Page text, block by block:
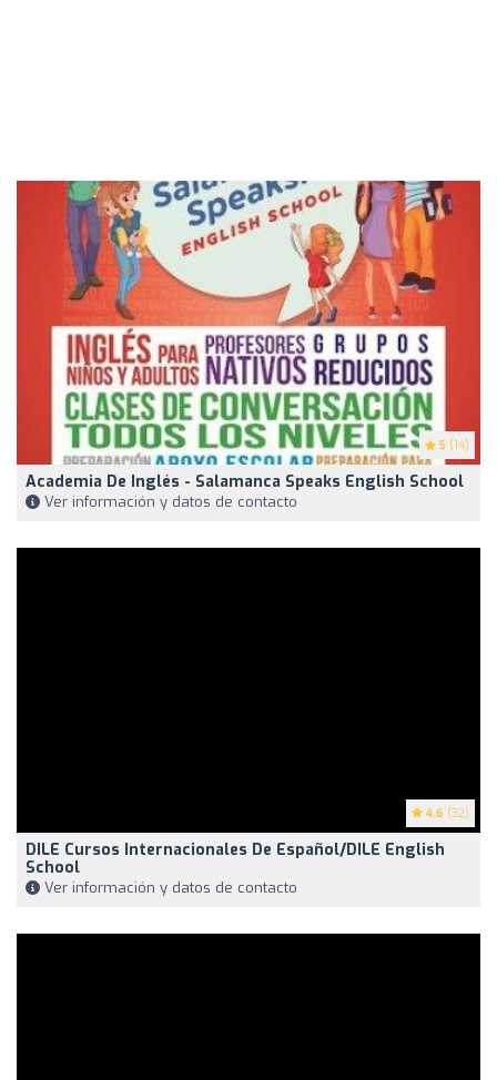
5 (14)
Academia De Inglés - Salamanca Speaks English School
Ver información y datos de contacto
4.6 (32)
DILE Cursos Internacionales De Español/DILE English
School
Ver información y datos de contacto